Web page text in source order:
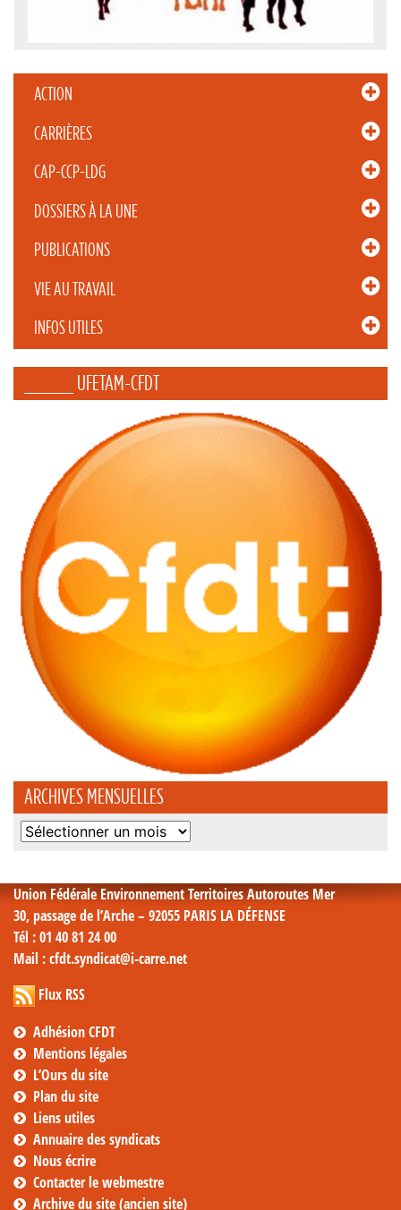
ACTION
CARRIÈRES
CAP-CCP-LDG
DOSSIERS À LA UNE
PUBLICATIONS
VIE AU TRAVAIL
INFOS UTILES
_____ UFETAM-CFDT
ARCHIVES MENSUELLES
Archives
Union Fédérale Environnement Territoires Autoroutes Mer
30, passage de l’Arche – 92055 PARIS LA DÉFENSE
Tél : 01 40 81 24 00
Mail : cfdt.syndicat@i-carre.net
Flux RSS
Adhésion CFDT
Mentions légales
L’Ours du site
Plan du site
Liens utiles
Annuaire des syndicats
Nous écrire
Contacter le webmestre
Archive du site (ancien site)